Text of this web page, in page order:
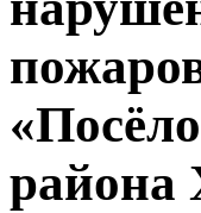
района